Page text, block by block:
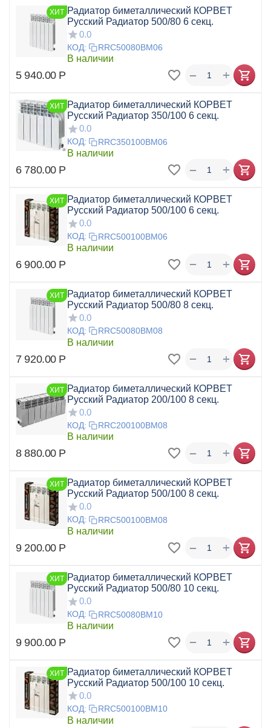
ХИТ Радиатор биметаллический КОРВЕТ
Русский Радиатор 500/80 6 секц.
0.0
КОД: RRC50080BM06
В наличии
5 940.00 Р +
−
ХИТ Радиатор биметаллический КОРВЕТ
Русский Радиатор 350/100 6 секц.
0.0
КОД: RRC350100BM06
В наличии
6 780.00 Р +
−
ХИТ Радиатор биметаллический КОРВЕТ
Русский Радиатор 500/100 6 секц.
0.0
КОД: RRC500100BM06
В наличии
6 900.00 Р +
−
ХИТ Радиатор биметаллический КОРВЕТ
Русский Радиатор 500/80 8 секц.
0.0
КОД: RRC50080BM08
В наличии
7 920.00 Р +
−
ХИТ Радиатор биметаллический КОРВЕТ
Русский Радиатор 200/100 8 секц.
0.0
КОД: RRC200100BM08
В наличии
8 880.00 Р +
−
ХИТ Радиатор биметаллический КОРВЕТ
Русский Радиатор 500/100 8 секц.
0.0
КОД: RRC500100BM08
В наличии
9 200.00 Р +
−
ХИТ Радиатор биметаллический КОРВЕТ
Русский Радиатор 500/80 10 секц.
0.0
КОД: RRC50080BM10
В наличии
9 900.00 Р +
−
ХИТ Радиатор биметаллический КОРВЕТ
Русский Радиатор 500/100 10 секц.
0.0
КОД: RRC500100BM10
В наличии